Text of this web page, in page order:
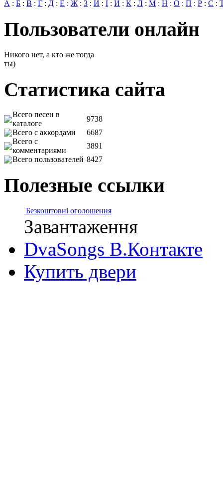
А : Б : В : Г : Д : Е : Ж: З : И : І : Й : К : Л : М : Н : О : П : Р : С :
Пользователи онлайн
Никого нет, а кто же тогда
ты)
Статистика сайта
Всего песен в
каталоге
9738
Всего с аккордами
6687
Всего с
комментариями
3891
Всего пользователей 8427
Полезные ссылки
Безкоштовні оголошення
Завантаження
DvaSongs В.Контакте
Купить двери